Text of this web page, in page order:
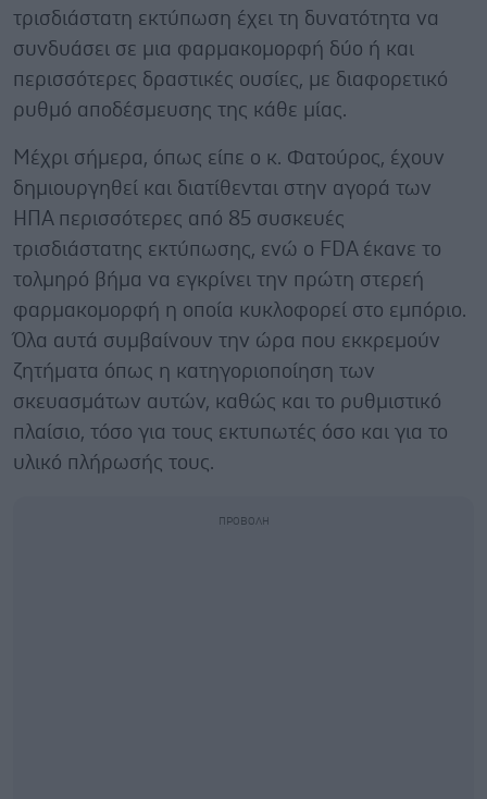
τρισδιάστατη εκτύπωση έχει τη δυνατότητα να
συνδυάσει σε μια φαρμακομορφή δύο ή και
περισσότερες δραστικές ουσίες, με διαφορετικό
ρυθμό αποδέσμευσης της κάθε μίας.
Μέχρι σήμερα, όπως είπε ο κ. Φατούρος, έχουν
δημιουργηθεί και διατίθενται στην αγορά των
ΗΠΑ περισσότερες από 85 συσκευές
τρισδιάστατης εκτύπωσης, ενώ ο FDA έκανε το
τολμηρό βήμα να εγκρίνει την πρώτη στερεή
φαρμακομορφή η οποία κυκλοφορεί στο εμπόριο.
Όλα αυτά συμβαίνουν την ώρα που εκκρεμούν
ζητήματα όπως η κατηγοριοποίηση των
σκευασμάτων αυτών, καθώς και το ρυθμιστικό
πλαίσιο, τόσο για τους εκτυπωτές όσο και για το
υλικό πλήρωσής τους.